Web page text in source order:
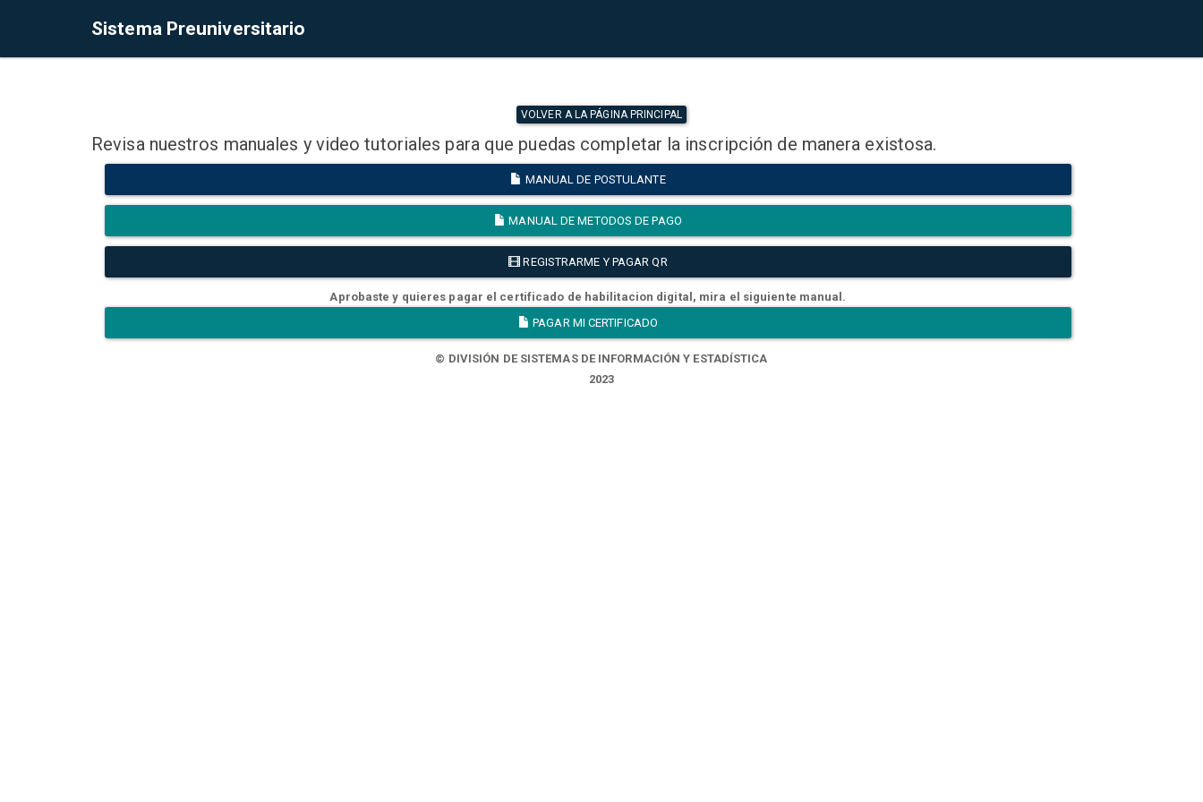
Sistema Preuniversitario
VOLVER A LA PÁGINA PRINCIPAL
Revisa nuestros manuales y video tutoriales para que puedas completar la inscripción de manera existosa.
MANUAL DE POSTULANTE
MANUAL DE METODOS DE PAGO
REGISTRARME Y PAGAR QR
Aprobaste y quieres pagar el certificado de habilitacion digital, mira el siguiente manual.
PAGAR MI CERTIFICADO
© DIVISIÓN DE SISTEMAS DE INFORMACIÓN Y ESTADÍSTICA
2023